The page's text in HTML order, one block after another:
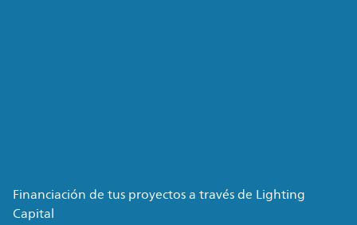
Financiación de tus proyectos a través de Lighting
Capital